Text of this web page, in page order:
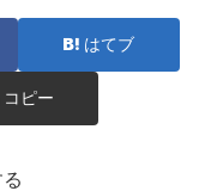
はてブ
コピー